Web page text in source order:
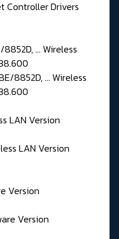
... Wireless
LAN Version
Version